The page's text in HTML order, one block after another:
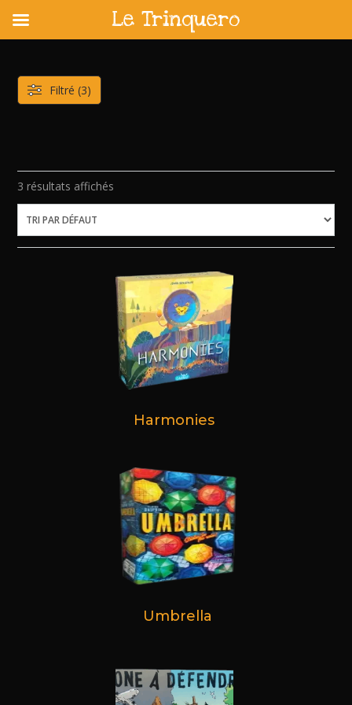
content
3 résultats affichés
Harmonies
Umbrella
Filtré (3)
Le Trinquero